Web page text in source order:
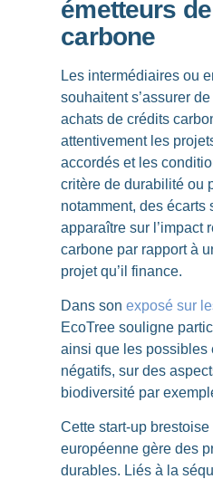
émetteurs
carbone
Les intermédiaires ou
souhaitent s’assurer
achats de crédits
attentivement les
accordés et les
critère de durabilité ou
notamment,des écarts
apparaître sur l’impact
carbone par rapport à
projet qu’il finance.
Dans sonexposé sur
EcoTree souligne
ainsi que les possibles
négatifs, sur des
biodiversité par
Cette start-up
européenne gère des
durables. Liés à la